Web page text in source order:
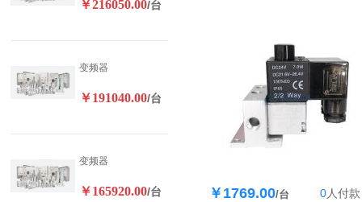
库存100个
￥1769.00/台 0人付款
￥216050.00/台
变频器
￥191040.00/台
变频器
￥165920.00/台